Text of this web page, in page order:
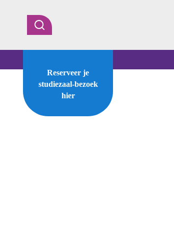
Reserveer je
studiezaal-bezoek
hier